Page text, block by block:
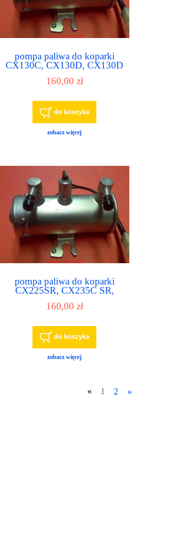
pompa paliwa do koparki
CX130C, CX130D, CX130D
CX160B, CX160C, CX160D
160,00 zł
do koszyka
zobacz więcej
pompa paliwa do koparki
CX225SR, CX235C SR,
160,00 zł
do koszyka
zobacz więcej
« 1 2 »